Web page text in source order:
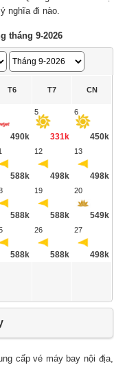
nghĩa đi nào.
tháng 9-2026
T6 T7 CN
490k
5
331k
6
450k
588k
12
498k
13
498k
588k
19
588k
20
549k
588k
26
588k
27
498k
cấp vé máy bay nội địa,